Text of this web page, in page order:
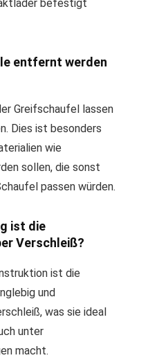
befestigt
entfernt werden
Greifschaufel lassen
Dies ist besonders
wie
sollen, die sonst
passen würden.
ist die
Verschleiß?
ist die
und
was sie ideal
unter
macht.